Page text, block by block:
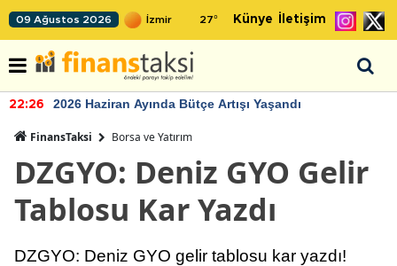
09 Ağustos 2026 27° Künye İletişim
22:26 2026 Haziran Ayında Bütçe Artışı Yaşandı
FinansTaksi Borsa ve Yatırım
DZGYO: Deniz GYO Gelir
Tablosu Kar Yazdı
DZGYO: Deniz GYO gelir tablosu kar yazdı!